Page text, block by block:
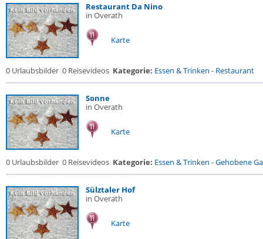
Restaurant Da Nino
in Overath
Karte
0 Urlaubsbilder 0 Reisevideos Kategorie: Essen & Trinken - Restaurant
Sonne
in Overath
Karte
0 Urlaubsbilder 0 Reisevideos Kategorie: Essen & Trinken -Gehobene
Sülztaler Hof
in Overath
Karte